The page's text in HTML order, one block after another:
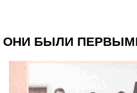
ОНИ БЫЛИ